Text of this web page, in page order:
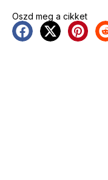
Oszd meg a cikket